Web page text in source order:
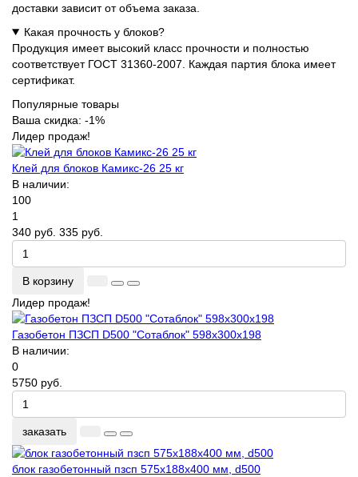
доставки зависит от объема заказа.
Какая прочность у блоков?
Продукция имеет высокий класс прочности и полностью
соответствует ГОСТ 31360-2007. Каждая партия блока имеет
сертификат.
Популярные товары
Ваша скидка: -1%
Лидер продаж!
Клей для блоков Камикс-26 25 кг
В наличии:
100
1
340 руб. 335 руб.
В корзину
Лидер продаж!
Газобетон ПЗСП D500 "Сотаблок" 598x300x198
В наличии:
0
5750 руб.
заказать
блок газобетонный пзсп 575х188х400 мм, d500